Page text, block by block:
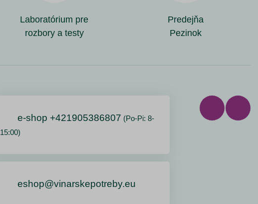
Laboratórium pre
rozbory a testy
Predejňa
Pezinok
e-shop +421905386807 (Po-Pi: 8-
15:00)
eshop@vinarskepotreby.eu